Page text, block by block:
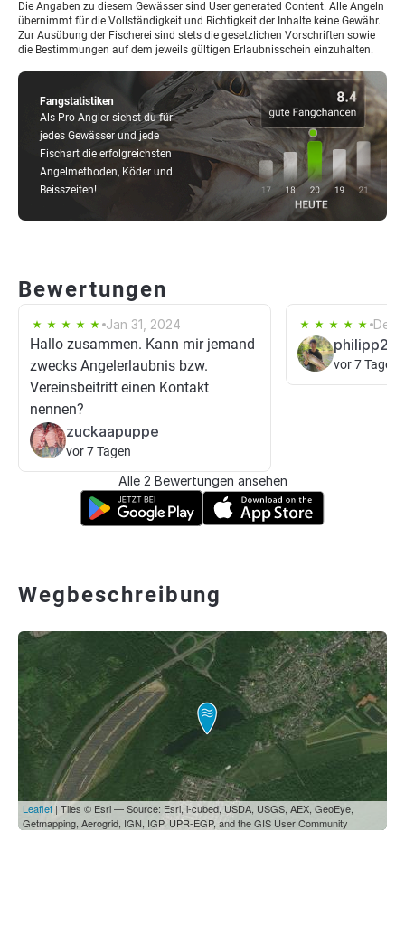
Fangstatistiken
Als Pro-Angler siehst du für
jedes Gewässer und jede
Fischart die erfolgreichsten
Angelmethoden, Köder und
Beisszeiten!
Die Angaben zu diesem Gewässer sind User generated Content. Alle Angeln
übernimmt für die Vollständigkeit und Richtigkeit der Inhalte keine Gewähr.
Zur Ausübung der Fischerei sind stets die gesetzlichen Vorschriften sowie
die Bestimmungen auf dem jeweils gültigen Erlaubnisschein einzuhalten.
Bewertungen
Jan 31, 2024
Hallo zusammen. Kann mir jemand
zwecks Angelerlaubnis bzw.
Vereinsbeitritt einen Kontakt
nennen?
zuckaapuppe
vor 7 Tagen
Dec
vor 7 Tagen
Alle 2 Bewertungen ansehen
Wegbeschreibung
Leaflet | Tiles © Esri — Source: Esri, i-cubed, USDA, USGS, AEX, GeoEye,
Getmapping, Aerogrid, IGN, IGP, UPR-EGP, and the GIS User Community